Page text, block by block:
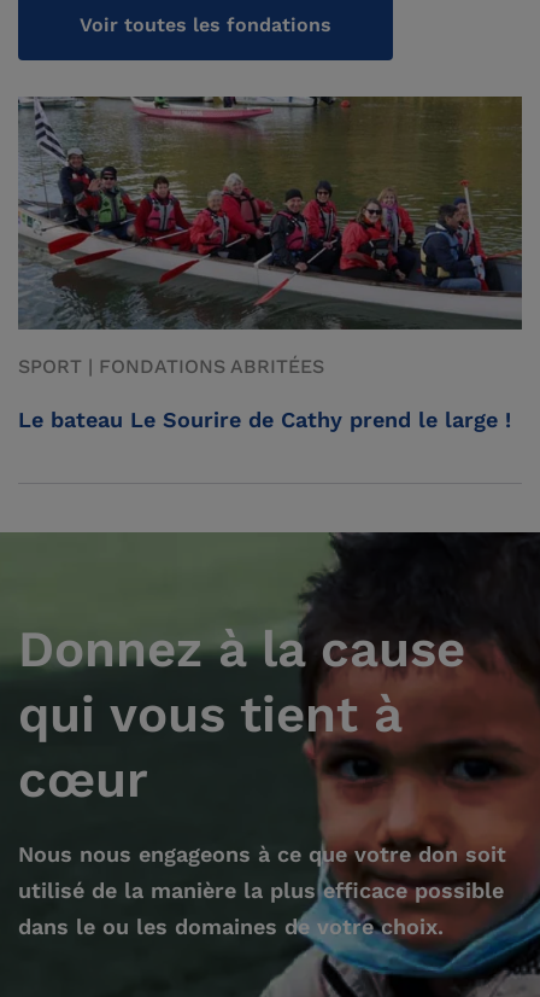
Voir toutes les fondations
SPORT | FONDATIONS ABRITÉES
Le bateau Le Sourire de Cathy prend le large !
Donnez à la cause
qui vous tient à
cœur
Nous nous engageons à ce que votre don soit
utilisé de la manière la plus efficace possible
dans le ou les domaines de votre choix.